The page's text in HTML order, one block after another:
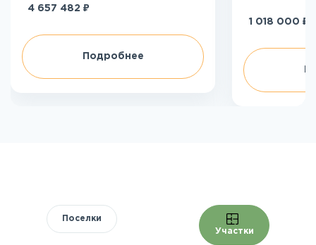
4 657 482 ₽
Подробнее
1 018 000 ₽
Поселки
Участки